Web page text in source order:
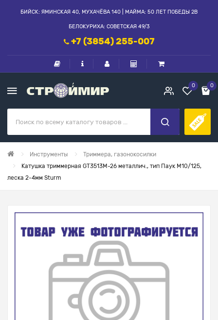
БИЙСК: ЯМИНСКАЯ 40, МУХАЧЁВА 140 | МАЙМА: 50 ЛЕТ ПОБЕДЫ 2В
БЕЛОКУРИХА: СОВЕТСКАЯ 49/3
+7 (3854) 255-007
0 0
Инструменты
Триммера, газонокосилки
Катушка триммерная GT3513M-26 металлич., тип Паук М10/125,
леска 2-4мм Sturm